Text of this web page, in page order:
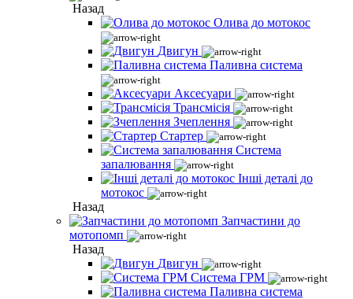
Назад
Олива до мотокос
Двигун
Паливна система
Аксесуари
Трансмісія
Зчеплення
Стартер
Система
запалювання
Інші деталі до
мотокос
Назад
Запчастини до
мотопомп
Назад
Двигун
Система ГРМ
Паливна система